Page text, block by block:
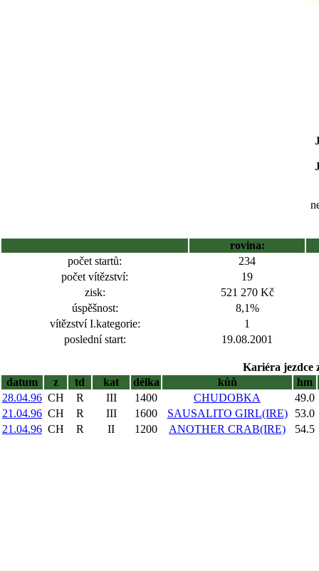
rovina:
počet startů:
234
počet vítězství:
19
zisk:
521 270 Kč
úspěšnost:
8,1%
vítězství I.kategorie:
1
poslední start:
19.08.2001
Kariéra jezdce
datum
z td kat délka kůň
hm
28.04.96 CH R III 1400 CHUDOBKA
49.0
21.04.96 CH R III 1600 SAUSALITO GIRL(IRE)
53.0
21.04.96 CH R II 1200 ANOTHER CRAB(IRE) 54.5